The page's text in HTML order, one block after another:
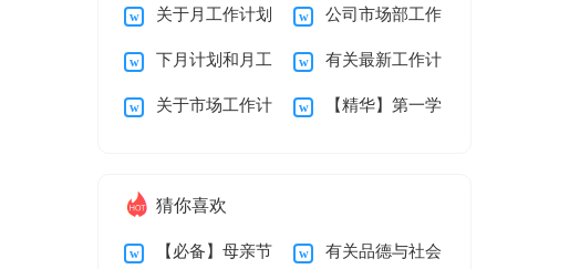
总结与计划 学总结8篇
关于月工作计划
模板合集八篇
公司市场部工作
计划
下月计划和月工
作总结
有关最新工作计
划三篇
关于市场工作计 【精华】第一学
猜你喜欢
【必备】母亲节 有关品德与社会